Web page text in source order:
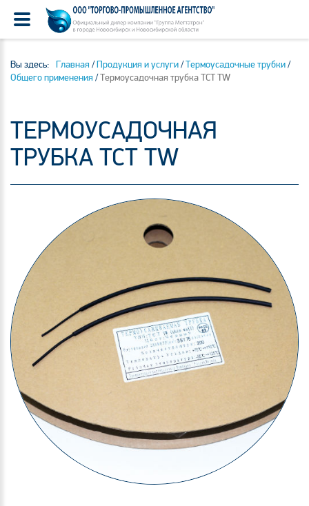
Вы здесь: Главная /Продукция и услуги/Термоусадочные трубки/
Общего применения /Термоусадочная трубка TCT TW
ТЕРМОУСАДОЧНАЯ
ТРУБКА TCT TW